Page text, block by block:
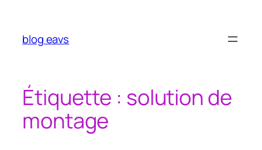
contenu
blog eavs
Étiquette : solution de
montage